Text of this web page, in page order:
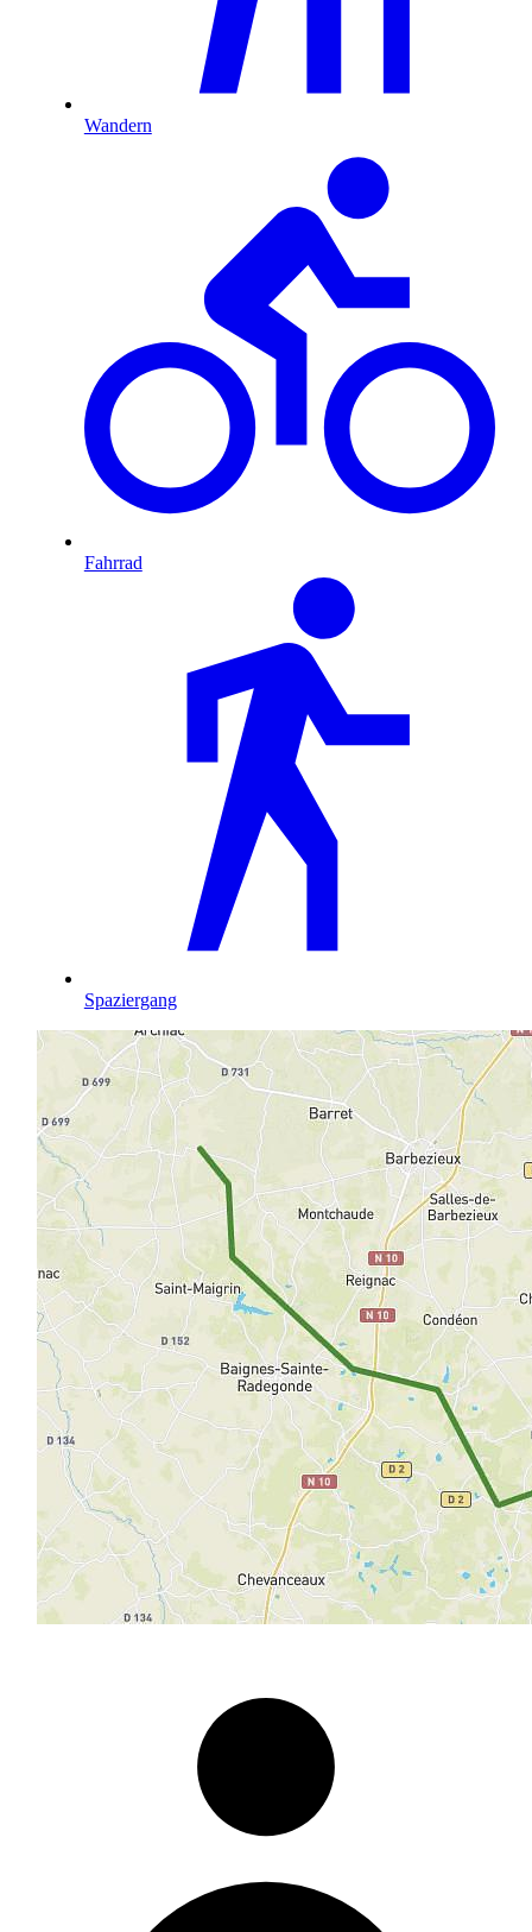
Wandern
Fahrrad
Spaziergang